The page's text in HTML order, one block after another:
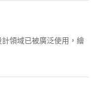
領域已被廣泛使用，繪